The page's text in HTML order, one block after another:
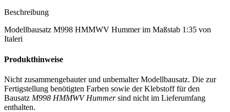
Beschreibung
Modellbausatz M998 HMMWV Hummer im Maßstab 1:35 von
Italeri
Produkthinweise
Nicht zusammengebauter und unbemalter Modellbausatz. Die zur
Fertigstellung benötigten Farben sowie der Klebstoff für den
Bausatz M998 HMMWV Hummersind nicht im Lieferumfang
enthalten.